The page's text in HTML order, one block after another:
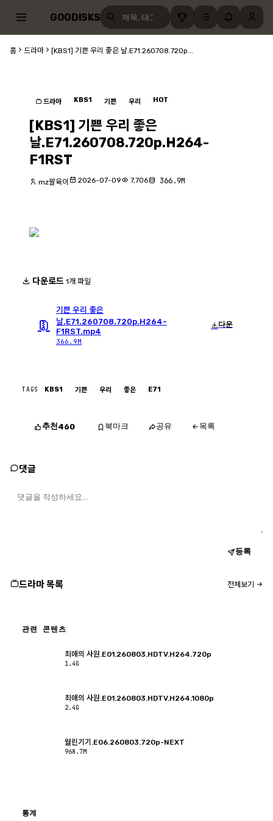
GOODISKS
홈 드라마 [KBS1] 기쁜 우리 좋은 날.E71.260708.720p...
드라마 KBS1 기쁜 우리 HOT
[KBS1] 기쁜 우리 좋은
날.E71.260708.720p.H264-
F1RST
mz팔육이 2026-07-09 7,706 366.9M
다운로드 1개 파일
기쁜 우리 좋은
날.E71.260708.720p.H264-
F1RST.mp4
366.9M
다운
TAGS KBS1 기쁜 우리 좋은 E71
추천460 북마크 공유 목록
댓글
등록
드라마 목록 전체보기
관련 콘텐츠
최애의 사원.E01.260803.HDTV.H264.720p
1.4G
최애의 사원.E01.260803.HDTV.H264.1080p
2.4G
월린기기.E06.260803.720p-NEXT
968.7M
통계